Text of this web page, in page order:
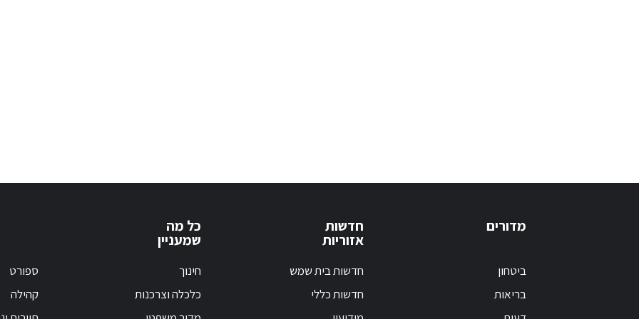
מדורים
ביטחון
בריאות
חדשות
אזוריות
חדשות בית שמש
חדשות כללי
כל מה
שמעניין
חינוך
כלכלה וצרכנות
ספורט
קהילה